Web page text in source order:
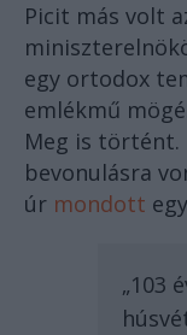
Picit más volt
egy ortodox
emlékmű
Meg is történt.
bevonulásra
úr mondott
„103